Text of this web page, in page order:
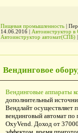
Пищевая промышленность|
14.06.2016| Автоинструктор
Автоинструктор автомат(СПБ)
Вендинговое
Вендинговые аппараты
дополнительный
Вендлайт осуществляет
вендинговый автомат
OxyVend. Доход от